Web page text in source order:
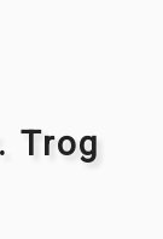
Trog